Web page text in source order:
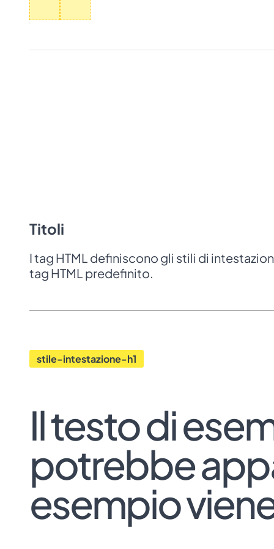
Titoli
I tag HTML definiscono gli stili di
tag HTML predefinito.
stile-intestazione-h1
Il testo di
potrebbe
esempio